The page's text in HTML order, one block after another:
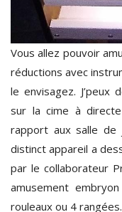
Vous allez pouvoir
réductions avec
le envisagez. J’peux
sur la cime à
rapport aux salle de
distinct appareil a
par le collaborateur
amusement
rouleaux ou 4